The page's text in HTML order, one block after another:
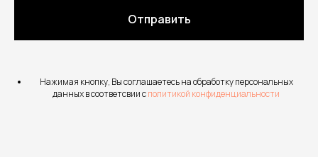
Отправить
Нажимая кнопку, Вы соглашаетесь на обработку персональных
данных в соответсвии сполитикой конфиденциальности